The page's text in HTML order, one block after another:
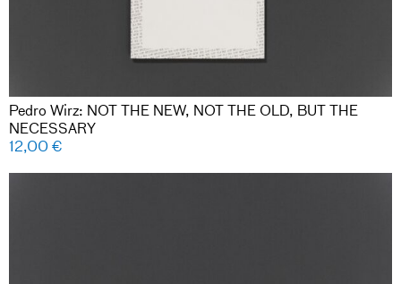
Pedro Wirz: NOT THE NEW, NOT THE OLD, BUT THE
NECESSARY
12,00€